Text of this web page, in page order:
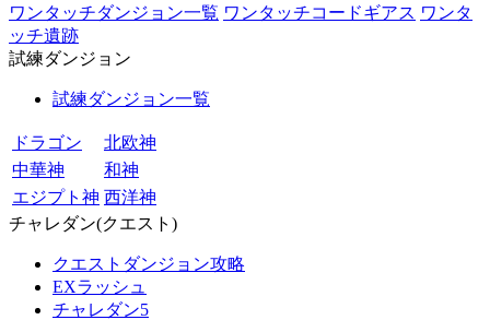
ワンタッチダンジョン一覧 ワンタッチコードギアス ワンタ
ッチ遺跡
試練ダンジョン
試練ダンジョン一覧
ドラゴン
北欧神
中華神
和神
エジプト神 西洋神
チャレダン(クエスト)
クエストダンジョン攻略
EXラッシュ
チャレダン5